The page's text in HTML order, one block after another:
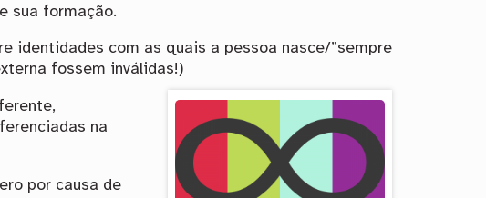
sua formação.
identidades com as quais a pessoa nasce/”sempre
fossem inválidas!)
na
por causa de